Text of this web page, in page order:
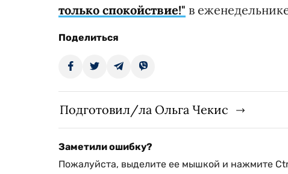
только спокойствие!" в
Поделиться
Подготовил/ла Ольга Чекис
Заметили ошибку?
Пожалуйста, выделите ее мышкой и нажмите